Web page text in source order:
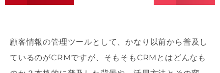
顧客情報の管理ツールとして、かなり以前から普及し
ているのがCRMですが、そもそもCRMとはどんなも